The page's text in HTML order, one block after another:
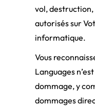
vol, destruction,
autorisés sur
informatique.
Vous
Languages
dommage, y
dommages